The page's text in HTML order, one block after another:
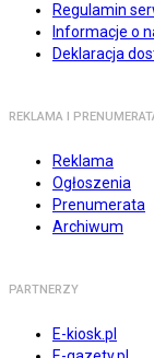
Regulamin
Informacje o
Deklaracja
REKLAMA I
Reklama
Ogłoszenia
Prenumerata
Archiwum
PARTNERZY
E-kiosk.pl